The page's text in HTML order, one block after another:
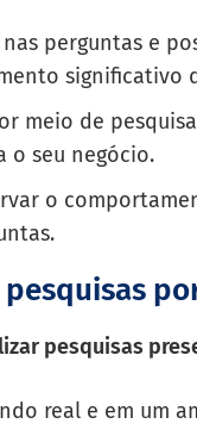
perguntas e
significativo
meio de
o seu negócio.
o
pesquisas
real e em um